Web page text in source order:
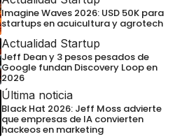
Imagine Waves 2026: USD 50K para
startups en acuicultura y agrotech
Actualidad Startup
Jeff Dean y 3 pesos pesados de
Google fundan Discovery Loop en
2026
Última noticia
Black Hat 2026: Jeff Moss advierte
que empresas de IA convierten
hackeos en marketing